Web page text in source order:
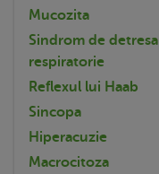
Mucozita
Sindrom de detresa
respiratorie
Reflexul lui Haab
Sincopa
Hiperacuzie
Macrocitoza